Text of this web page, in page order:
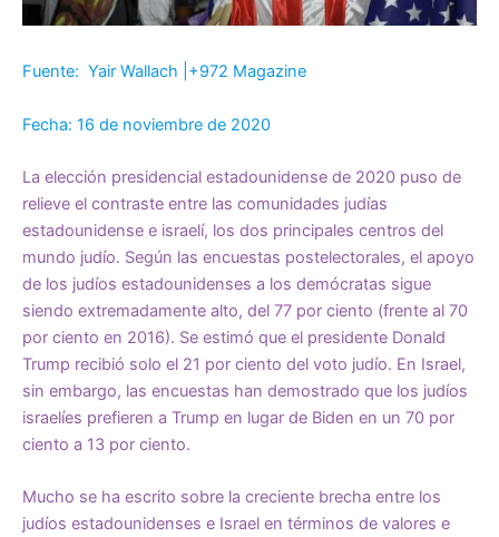
Fuente: Yair Wallach |+972 Magazine
Fecha: 16 de noviembre de 2020
La elección presidencial estadounidense de 2020 puso de
relieve el contraste entre las comunidades judías
estadounidense e israelí, los dos principales centros del
mundo judío. Según las encuestas postelectorales, el apoyo
de los judíos estadounidenses a los demócratas sigue
siendo extremadamente alto, del 77 por ciento (frente al 70
por ciento en 2016). Se estimó que el presidente Donald
Trump recibió solo el 21 por ciento del voto judío. En Israel,
sin embargo, las encuestas han demostrado que los judíos
israelíes prefieren a Trump en lugar de Biden en un 70 por
ciento a 13 por ciento.
Mucho se ha escrito sobre la creciente brecha entre los
judíos estadounidenses e Israel en términos de valores e